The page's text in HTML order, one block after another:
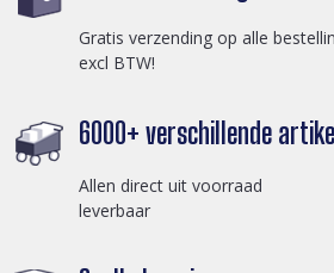
Gratis verzending op alle
excl BTW!
6000+ verschillende
Allen direct uit voorraad
leverbaar